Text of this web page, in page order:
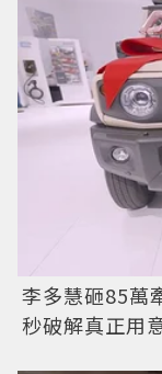
李多慧砸85萬
秒破解真正用